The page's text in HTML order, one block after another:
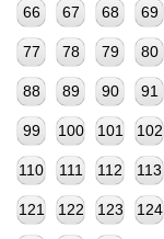
66 67 68 69
77 78 79 80
88 89 90 91
99 100 101 102
110 111 112 113
121 122 123 124